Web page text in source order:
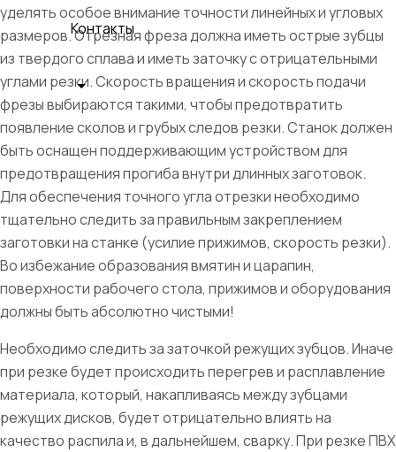
Контакты
уделять особое внимание точности линейных и угловых
размеров. Отрезная фреза должна иметь острые зубцы
из твердого сплава и иметь заточку с отрицательными
углами резки. Скорость вращения и скорость подачи
фрезы выбираются такими, чтобы предотвратить
появление сколов и грубых следов резки. Станок должен
быть оснащен поддерживающим устройством для
предотвращения прогиба внутри длинных заготовок.
Для обеспечения точного угла отрезки необходимо
тщательно следить за правильным закреплением
заготовки на станке (усилие прижимов, скорость резки).
Во избежание образования вмятин и царапин,
поверхности рабочего стола, прижимов и оборудования
должны быть абсолютно чистыми!
Необходимо следить за заточкой режущих зубцов. Иначе
при резке будет происходить перегрев и расплавление
материала, который, накапливаясь между зубцами
режущих дисков, будет отрицательно влиять на
качество распила и, в дальнейшем, сварку. При резке ПВХ